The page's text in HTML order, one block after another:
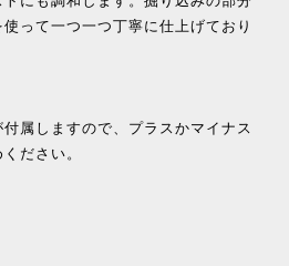
って一つ一つ丁寧に仕上げており
属しますので、プラスかマイナス
ださい。